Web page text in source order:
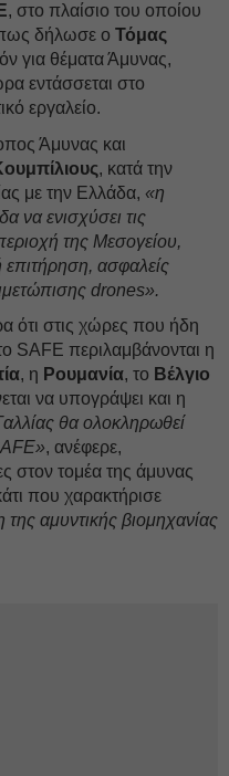
, στο πλαίσιο του οποίου
δήλωσε ο Τόμας
για θέματα Άμυνας,
εντάσσεται στο
εργαλείο.
Άμυνας και
, κατά την
με την Ελλάδα, «η
να ενισχύσει τις
της Μεσογείου,
ασφαλείς
drones».
ότι στις χώρες που ήδη
SAFE περιλαμβάνονται η
, η Ρουμανία, το Βέλγιο
να υπογράψει και η
θα ολοκληρωθεί
, ανέφερε,
στον τομέα της άμυνας
που χαρακτήρισε
της αμυντικής βιομηχανίας